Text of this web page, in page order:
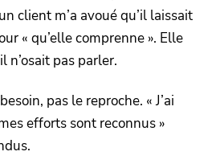
client m’a avoué qu’il laissait
« qu’elle comprenne ». Elle
n’osait pas parler.
pas le reproche. « J’ai
efforts sont reconnus »